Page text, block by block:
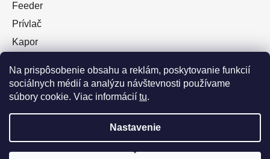
Na prispôsobenie obsahu a reklám, poskytovanie funkcií
sociálnych médií a analýzu návštevnosti používame
súbory cookie. Viac informácií tu.
Nastavenie
Feeder
Prívlač
Kapor
Plávaná
Muškárina
Vytvoril Shoptet Premium